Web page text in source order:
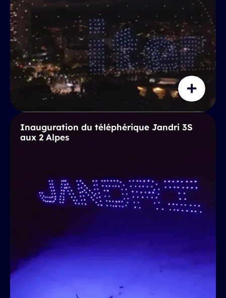
Inauguration du téléphérique Jandri 3S
aux 2 Alpes